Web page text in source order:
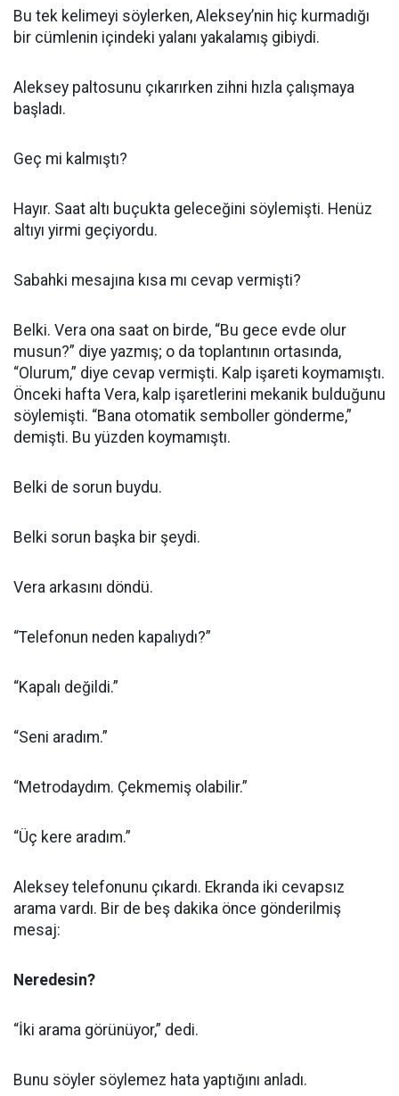
Bu tek kelimeyi söylerken, Aleksey’nin hiç kurmadığı
bir cümlenin içindeki yalanı yakalamış gibiydi.
Aleksey paltosunu çıkarırken zihni hızla çalışmaya
başladı.
Geç mi kalmıştı?
Hayır. Saat altı buçukta geleceğini söylemişti. Henüz
altıyı yirmi geçiyordu.
Sabahki mesajına kısa mı cevap vermişti?
Belki. Vera ona saat on birde, “Bu gece evde olur
musun?” diye yazmış; o da toplantının ortasında,
“Olurum,” diye cevap vermişti. Kalp işareti koymamıştı.
Önceki hafta Vera, kalp işaretlerini mekanik bulduğunu
söylemişti. “Bana otomatik semboller gönderme,”
demişti. Bu yüzden koymamıştı.
Belki de sorun buydu.
Belki sorun başka bir şeydi.
Vera arkasını döndü.
“Telefonun neden kapalıydı?”
“Kapalı değildi.”
“Seni aradım.”
“Metrodaydım. Çekmemiş olabilir.”
“Üç kere aradım.”
Aleksey telefonunu çıkardı. Ekranda iki cevapsız
arama vardı. Bir de beş dakika önce gönderilmiş
mesaj:
Neredesin?
“İki arama görünüyor,” dedi.
Bunu söyler söylemez hata yaptığını anladı.